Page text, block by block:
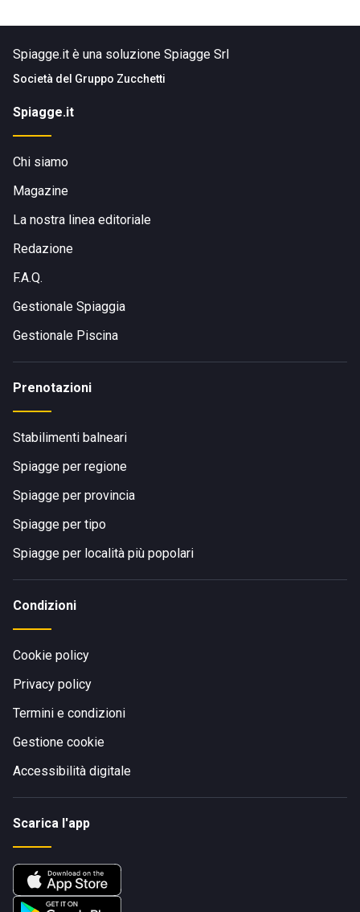
Spiagge.it è una soluzione Spiagge Srl
Società del Gruppo Zucchetti
Spiagge.it
Chi siamo
Magazine
La nostra linea editoriale
Redazione
F.A.Q.
Gestionale Spiaggia
Gestionale Piscina
Prenotazioni
Stabilimenti balneari
Spiagge per regione
Spiagge per provincia
Spiagge per tipo
Spiagge per località più popolari
Condizioni
Cookie policy
Privacy policy
Termini e condizioni
Gestione cookie
Accessibilità digitale
Scarica l'app